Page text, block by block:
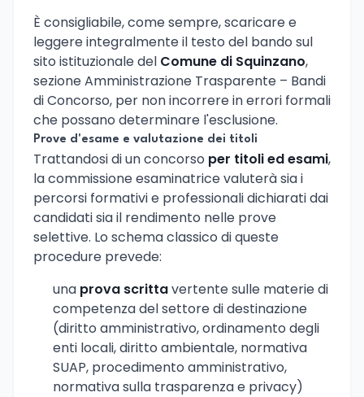
È consigliabile, come sempre, scaricare e
leggere integralmente il testo del bando sul
sito istituzionale del Comune di Squinzano,
sezione Amministrazione Trasparente – Bandi
di Concorso, per non incorrere in errori formali
che possano determinare l'esclusione.
Prove d'esame e valutazione dei titoli
Trattandosi di un concorso per titoli ed esami,
la commissione esaminatrice valuterà sia i
percorsi formativi e professionali dichiarati dai
candidati sia il rendimento nelle prove
selettive. Lo schema classico di queste
procedure prevede:
una prova scrittavertente sulle materie di
competenza del settore di destinazione
(diritto amministrativo, ordinamento degli
enti locali, diritto ambientale, normativa
SUAP, procedimento amministrativo,
normativa sulla trasparenza e privacy)